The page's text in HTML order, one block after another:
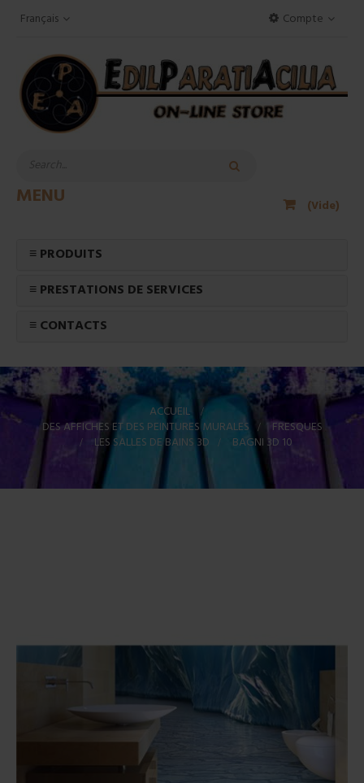
Compte
Français
(Vide)
MENU
≡ PRODUITS
≡ PRESTATIONS DE SERVICES
≡ CONTACTS
ACCUEIL >
DES AFFICHES ET DES PEINTURES MURALES >
FRESQUES
>
LES SALLES DE BAINS 3D > BAGNI 3D 10